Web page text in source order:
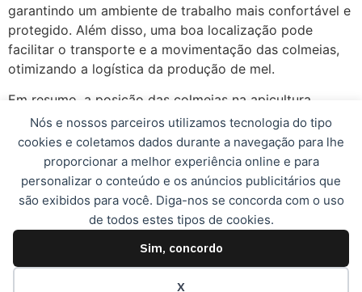
Nós e nossos parceiros utilizamos tecnologia do tipo
cookies e coletamos dados durante a navegação para lhe
proporcionar a melhor experiência online e para
personalizar o conteúdo e os anúncios publicitários que
são exibidos para você. Diga-nos se concorda com o uso
de todos estes tipos de cookies.
Sim, concordo
X
garantindo um ambiente de trabalho mais confortável e
protegido. Além disso, uma boa localização pode
facilitar o transporte e a movimentação das colmeias,
otimizando a logística da produção de mel.
Em resumo, a posição das colmeias na apicultura
desempenha um papel fundamental no sucesso da
atividade, influenciando diretamente na produtividade,
na saúde das abelhas e na qualidade do mel produzido.
Por isso, é essencial dedicar tempo e atenção à escolha
do local ideal para instalar as colmeias, garantindo
assim uma produção sustentável e de alta qualidade.
© 2023, Apismel. Todos os direitos reservados.